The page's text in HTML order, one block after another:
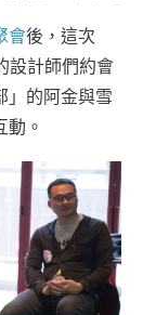
會後，這次
設計師們約會
」的阿金與雪
動。